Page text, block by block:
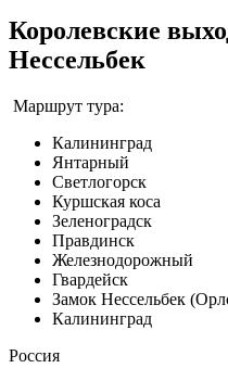
Королевские
Нессельбек
Маршрут тура:
Калининград
Янтарный
Светлогорск
Куршская коса
Зеленоградск
Правдинск
Железнодорожный
Гвардейск
Замок Нессельбек
Калининград
Россия